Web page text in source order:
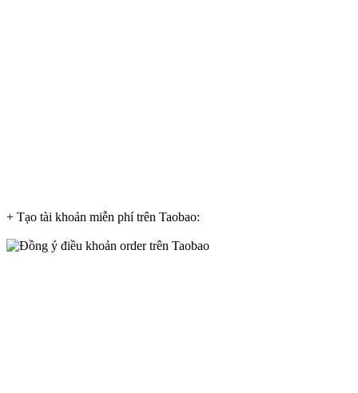
+ Tạo tài khoản miễn phí trên Taobao: